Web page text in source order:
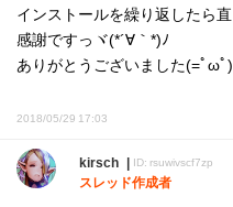
インストールを繰り返したら直り
感謝ですっヾ(*´∀｀*)ﾉ
ありがとうございました(=ﾟωﾟ
2018/05/29 17:03
kirsch ID: rsuwivscf7zp
スレッド作成者